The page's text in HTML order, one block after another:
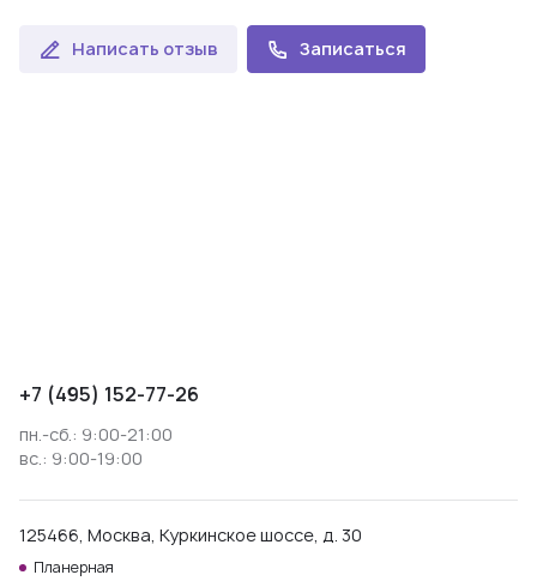
Написать отзыв Записаться
+7 (495) 152-77-26
пн.-сб.: 9:00-21:00
вс.: 9:00-19:00
125466, Москва, Куркинское шоссе, д. 30
Планерная